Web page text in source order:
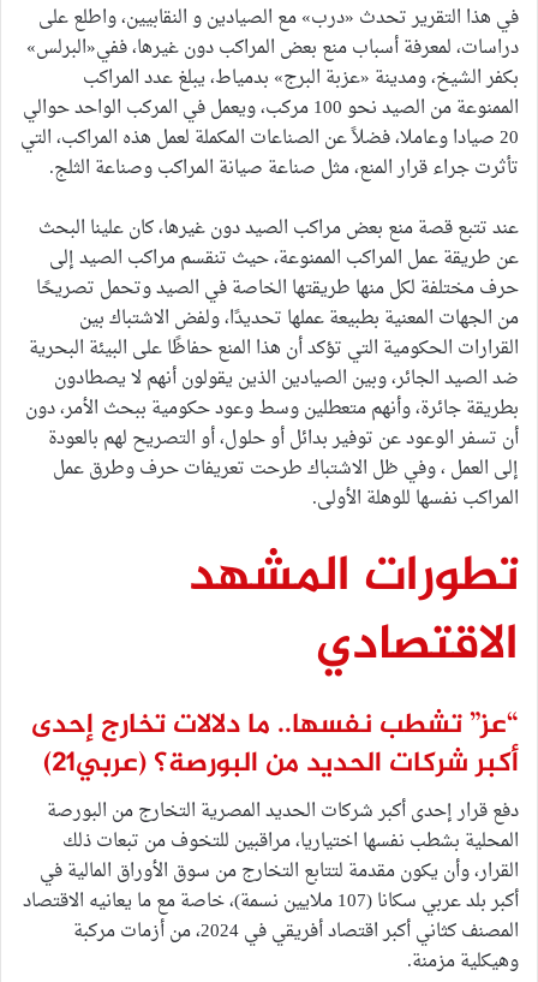
في هذا التقرير تحدث «درب» مع الصيادين و النقابيين، واطلع على
دراسات، لمعرفة أسباب منع بعض المراكب دون غيرها، ففي«البرلس»
بكفر الشيخ، ومدينة «عزبة البرج» بدمياط، يبلغ عدد المراكب
الممنوعة من الصيد نحو 100 مركب، ويعمل في المركب الواحد حوالي
20 صيادا وعاملا، فضلاً عن الصناعات المكملة لعمل هذه المراكب، التي
تأثرت جراء قرار المنع، مثل صناعة صيانة المراكب وصناعة الثلج.
عند تتبع قصة منع بعض مراكب الصيد دون غيرها، كان علينا البحث
عن طريقة عمل المراكب الممنوعة، حيث تنقسم مراكب الصيد إلى
حرف مختلفة لكل منها طريقتها الخاصة في الصيد وتحمل تصريحًا
من الجهات المعنية بطبيعة عملها تحديدًا، ولفض الاشتباك بين
القرارات الحكومية التي تؤكد أن هذا المنع حفاظًا على البيئة البحرية
ضد الصيد الجائر، وبين الصيادين الذين يقولون أنهم لا يصطادون
بطريقة جائرة، وأنهم متعطلين وسط وعود حكومية ببحث الأمر، دون
أن تسفر الوعود عن توفير بدائل أو حلول، أو التصريح لهم بالعودة
إلى العمل ، وفي ظل الاشتباك طرحت تعريفات حرف وطرق عمل
المراكب نفسها للوهلة الأولى.
تطورات المشهد
الاقتصادي
“عز” تشطب نفسها.. ما دلالات تخارج إحدى
أكبر شركات الحديد من البورصة؟(عربي21)
دفع قرار إحدى أكبر شركات الحديد المصرية التخارج من البورصة
المحلية بشطب نفسها اختياريا، مراقبين للتخوف من تبعات ذلك
القرار، وأن يكون مقدمة لتتابع التخارج من سوق الأوراق المالية في
أكبر بلد عربي سكانا (107 ملايين نسمة)، خاصة مع ما يعانيه الاقتصاد
المصنف كثاني أكبر اقتصاد أفريقي في 2024، من أزمات مركبة
وهيكلية مزمنة.